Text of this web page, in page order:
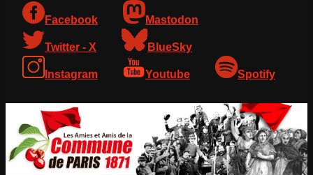
Facebook Mastodon
Twitter - X BlueSky
Instagram Youtube Spotify